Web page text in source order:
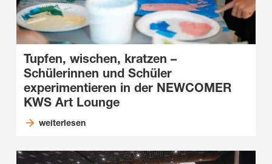
Tupfen, wischen, kratzen –
Schülerinnen und Schüler
experimentieren in der NEWCOMER
KWS Art Lounge
weiterlesen